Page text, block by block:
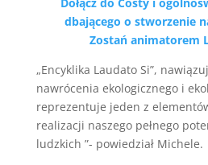
dbającego o stworzenie
Zostań animatorem
„Encyklika Laudato Si”,
nawrócenia ekologicznego i
reprezentuje jeden z
realizacji naszego pełnego
ludzkich ”- powiedział Michele.